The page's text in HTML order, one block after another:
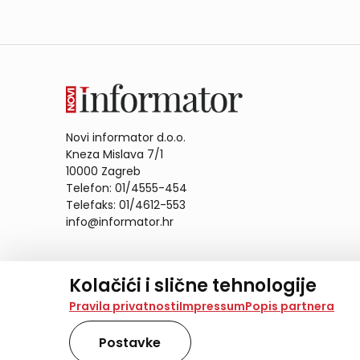
Kolačići i slične tehnologije
Na našoj web stranici koristimo kolačiće i slične
analiziramo promet na stranici te prikazujemo
također koriste ove tehnologije.
Odabirom opcije „Samo nužno“ prihvaćate samo
Pravila privatnostiImpressumPopis partnera
Postavke
Novi informator d.o.o.
Kneza Mislava 7/1
10000 Zagreb
Telefon: 01/4555-454
Telefaks: 01/4612-553
info@informator.hr